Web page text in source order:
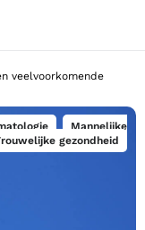
veelvoorkomende
,
Mannelijke
gezondheid